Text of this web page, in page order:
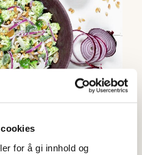
for å gi innhold og